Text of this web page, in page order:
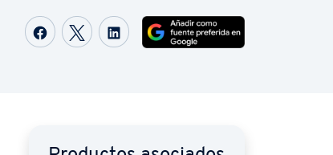
Compartir Facebook
Compartir Twitter
Compartir LinkedIn